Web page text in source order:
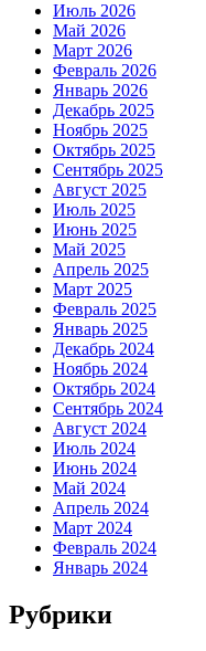
Июль 2026
Май 2026
Март 2026
Февраль 2026
Январь 2026
Декабрь 2025
Ноябрь 2025
Октябрь 2025
Сентябрь 2025
Август 2025
Июль 2025
Июнь 2025
Май 2025
Апрель 2025
Март 2025
Февраль 2025
Январь 2025
Декабрь 2024
Ноябрь 2024
Октябрь 2024
Сентябрь 2024
Август 2024
Июль 2024
Июнь 2024
Май 2024
Апрель 2024
Март 2024
Февраль 2024
Январь 2024
Рубрики